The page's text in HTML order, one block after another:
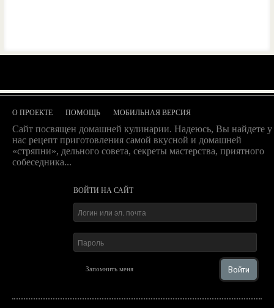
О ПРОЕКТЕ ПОМОЩЬ МОБИЛЬНАЯ ВЕРСИЯ
Сайт посвящен домашней кулинарии. Надеюсь, Вы найдете у
нас рецепт приготовления самой вкусной и домашней
«стряпни», дельного совета, секреты мастерства, приятного
собеседника...
ВОЙТИ НА САЙТ
Запомнить меня Войти